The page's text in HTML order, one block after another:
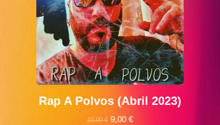
Rap A Polvos (Abril 2023)
10,00€ El
9,00 €El